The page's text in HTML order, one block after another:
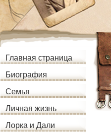
Главная страница
Биография
Семья
Личная жизнь
Лорка и Дали